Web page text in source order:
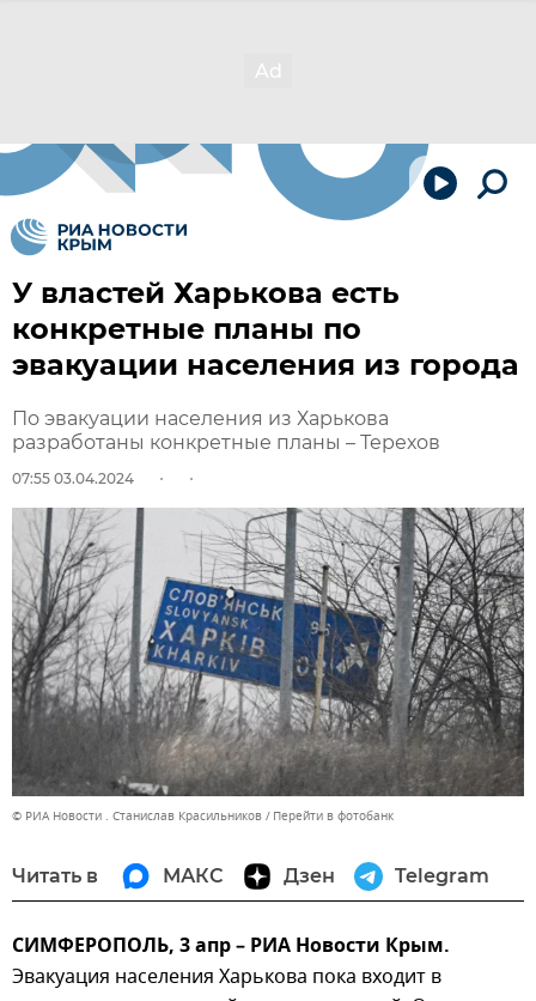
У властей Харькова есть
конкретные планы по
эвакуации населения из города
По эвакуации населения из Харькова
разработаны конкретные планы – Терехов
07:55 03.04.2024
© РИА Новости . Станислав Красильников Перейти в фотобанк
Читать в МАКС Дзен Telegram
СИМФЕРОПОЛЬ, 3 апр – РИА Новости Крым.
Эвакуация населения Харькова пока входит в